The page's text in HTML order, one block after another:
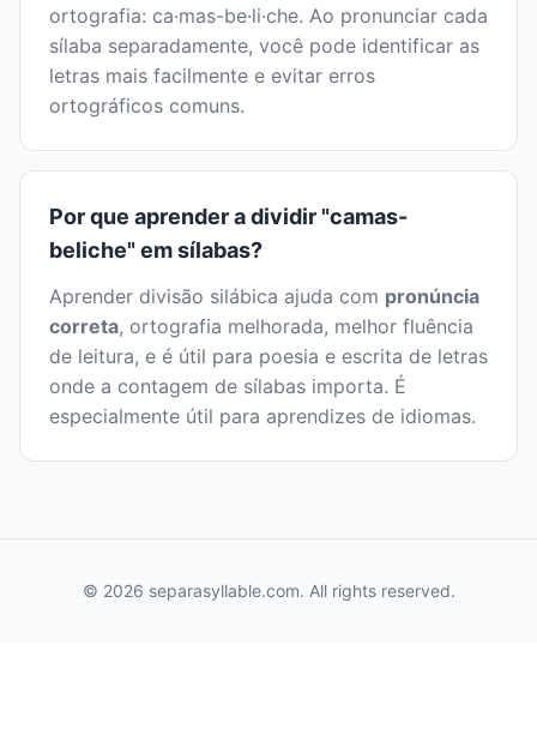
ortografia: ca·mas-be·li·che. Ao pronunciar cada
sílaba separadamente, você pode identificar as
letras mais facilmente e evitar erros
ortográficos comuns.
Por que aprender a dividir "camas-
beliche" em sílabas?
Aprender divisão silábica ajuda com pronúncia
correta, ortografia melhorada, melhor fluência
de leitura, e é útil para poesia e escrita de letras
onde a contagem de sílabas importa. É
especialmente útil para aprendizes de idiomas.
© 2026 separasyllable.com. All rights reserved.